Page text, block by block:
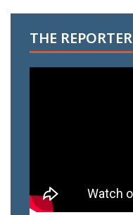
THE REPORTER